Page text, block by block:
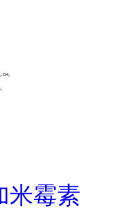
米霉素